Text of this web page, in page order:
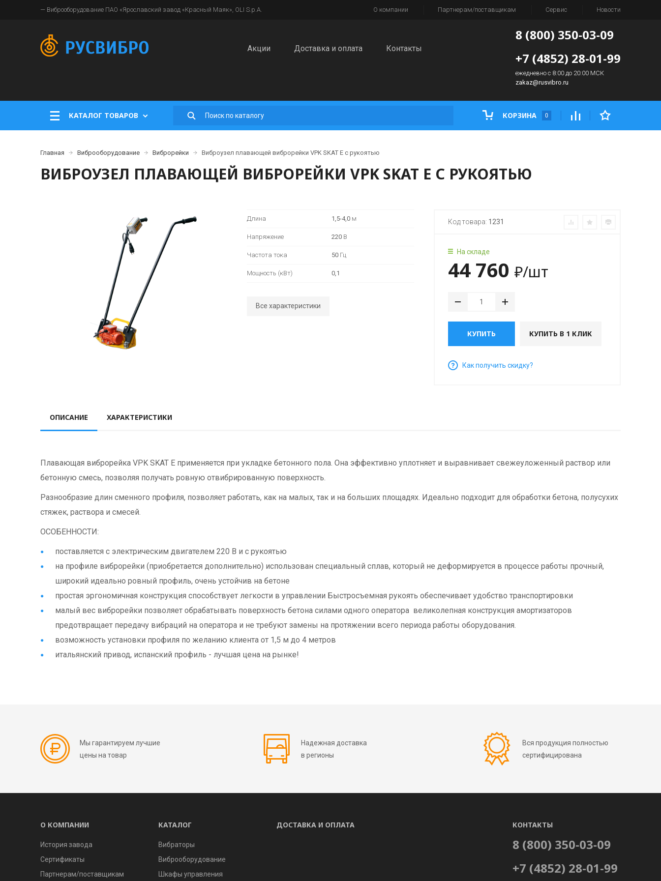
— Виброоборудование ПАО «Ярославский завод «Красный Маяк», OLI S.p.A. О компании Партнерам/поставщикам Сервис Новости
8 (800) 350-03-09
+7 (4852) 28-01-99
ежедневно с 8:00 до 20:00 МСК
zakaz@rusvibro.ru
Акции Доставка и оплата Контакты
КОРЗИНА 0
КАТАЛОГ ТОВАРОВ
Главная Виброоборудование Виброрейки Виброузел плавающей виброрейки VPK SKAT E с рукоятью
ВИБРОУЗЕЛ ПЛАВАЮЩЕЙ ВИБРОРЕЙКИ VPK SKAT E С РУКОЯТЬЮ
Длина 1,5-4,0 м
Напряжение 220 В
Частота тока 50 Гц
Мощность (кВт) 0,1
Все характеристики
Код товара: 1231
На складе
44 760 ₽/шт
КУПИТЬ КУПИТЬ В 1 КЛИК
Как получить скидку?
ОПИСАНИЕ ХАРАКТЕРИСТИКИ
Плавающая виброрейка VPK SKAT E применяется при укладке бетонного пола. Она эффективно уплотняет и выравнивает свежеуложенный раствор или
бетонную смесь, позволяя получать ровную отвибрированную поверхность.
Разнообразие длин сменного профиля, позволяет работать, как на малых, так и на больших площадях. Идеально подходит для обработки бетона, полусухих
стяжек, раствора и смесей.
ОСОБЕННОСТИ:
поставляется с электрическим двигателем 220 В и с рукоятью
на профиле виброрейки (приобретается дополнительно) использован специальный сплав, который не деформируется в процессе работы прочный,
широкий идеально ровный профиль, очень устойчив на бетоне
простая эргономичная конструкция способствует легкости в управлении Быстросъемная рукоять обеспечивает удобство транспортировки
малый вес виброрейки позволяет обрабатывать поверхность бетона силами одного оператора великолепная конструкция амортизаторов
предотвращает передачу вибраций на оператора и не требуют замены на протяжении всего периода работы оборудования.
возможность установки профиля по желанию клиента от 1,5 м до 4 метров
итальянский привод, испанский профиль - лучшая цена на рынке!
Мы гарантируем лучшие
цены на товар
Надежная доставка
в регионы
Вся продукция полностью
сертифицирована
О КОМПАНИИ
История завода
Сертификаты
Партнерам/поставщикам
КАТАЛОГ
Вибраторы
Виброоборудование
Шкафы управления
ДОСТАВКА И ОПЛАТА КОНТАКТЫ
8 (800) 350-03-09
+7 (4852) 28-01-99